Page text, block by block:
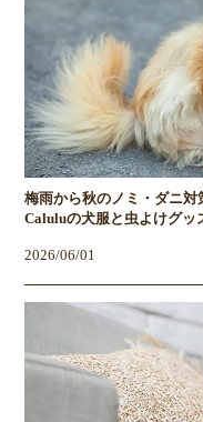
梅雨から秋のノミ・ダニ対
Caluluの犬服と虫よけグッ
2026/06/01